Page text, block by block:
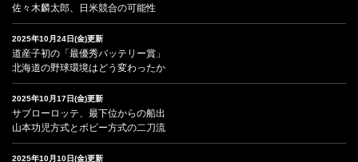
佐々木麟太郎、日米競合の可能性
2025年10月24日(金)更新
道産子初の「最優秀バッテリー賞」
北海道の野球環境はどう変わったか
2025年10月17日(金)更新
サブローロッテ、最下位からの船出
山本功児方式とボビー方式の二刀流
2025年10月10日(金)更新